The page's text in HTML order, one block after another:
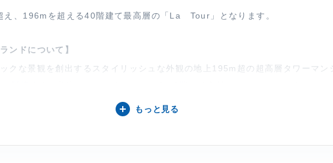
え、196mを超える40階建て最高層の「La Tour」となります。
ンドについて】
ックな景観を創出するスタイリッシュな外観の地上195m超の超高層タワーマン
ール、3階にはワンフロア全てクリニックモール。
もっと見る